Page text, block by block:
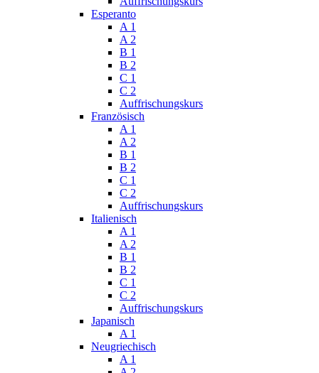
Esperanto
A 1
A 2
B 1
B 2
C 1
C 2
Auffrischungskurs
Französisch
A 1
A 2
B 1
B 2
C 1
C 2
Auffrischungskurs
Italienisch
A 1
A 2
B 1
B 2
C 1
C 2
Auffrischungskurs
Japanisch
A 1
Neugriechisch
A 1